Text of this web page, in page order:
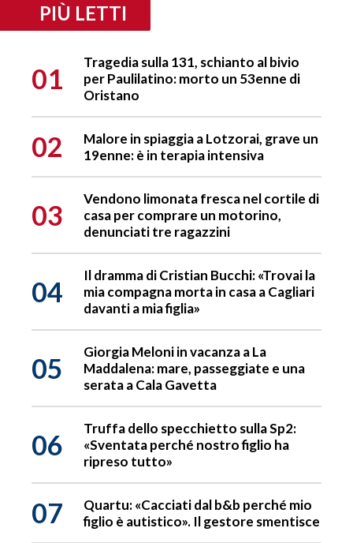
PIÙ LETTI
01
Tragedia sulla 131, schianto al bivio
per Paulilatino: morto un 53enne di
Oristano
02
Malore in spiaggia a Lotzorai, grave un
19enne: è in terapia intensiva
03
Vendono limonata fresca nel cortile di
casa per comprare un motorino,
denunciati tre ragazzini
04
Il dramma di Cristian Bucchi: «Trovai la
mia compagna morta in casa a Cagliari
davanti a mia figlia»
05
Giorgia Meloni in vacanza a La
Maddalena: mare, passeggiate e una
serata a Cala Gavetta
06
Truffa dello specchietto sulla Sp2:
«Sventata perché nostro figlio ha
ripreso tutto»
07
Quartu: «Cacciati dal b&b perché mio
figlio è autistico». Il gestore smentisce